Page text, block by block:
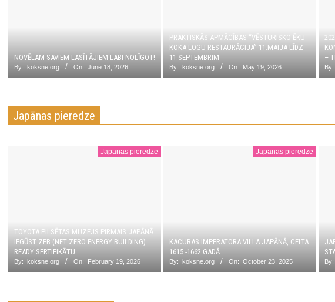
NOVĒLAM SAVIEM LASĪTĀJIEM LABI NOLĪGOT!
By: koksne.org On: June 18, 2026
PRAKTISKĀS APMĀCĪBAS “VĒSTURISKO ĒKU
KOKA LOGU RESTAURĀCIJA” 11.MAIJA LĪDZ
11.SEPTEMBRIM
By: koksne.org On: May 19, 2026
–
By:
Japānas pieredze
Japānas pieredze
TOYOTA PILSĒTAS MUZEJS PIRMAIS JAPĀNĀ
IEGŪST ZEB (NET ZERO ENERGY BUILDING)
READY SERTIFIKĀTU
By: koksne.org On: February 19, 2026
Japānas pieredze
KACURAS IMPERATORA VILLA JAPĀNĀ, CELTA
1615.-1662.GADĀ
By: koksne.org On: October 23, 2025 By: